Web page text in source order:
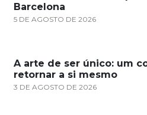
Barcelona
5 DE AGOSTO DE 2026
A arte de ser único: um
retornar a si mesmo
3 DE AGOSTO DE 2026